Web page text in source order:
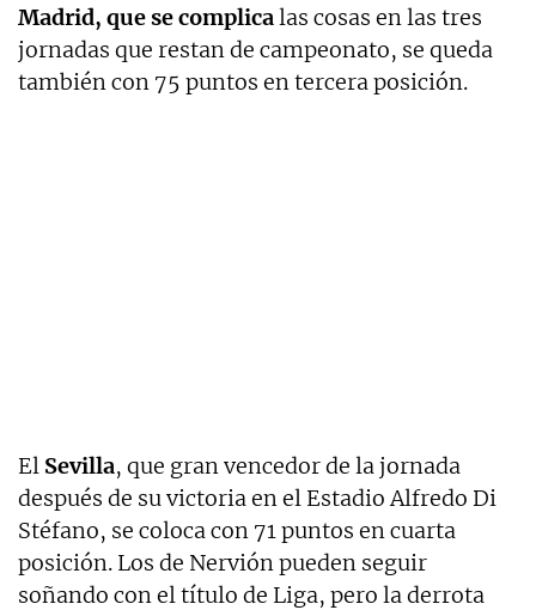
Madrid, que se complicalas cosas en las tres
jornadas que restan de campeonato, se queda
también con 75 puntos en tercera posición.
El Sevilla, que gran vencedor de la jornada
después de su victoria en el Estadio Alfredo Di
Stéfano, se coloca con 71 puntos en cuarta
posición. Los de Nervión pueden seguir
soñando con el título de Liga, pero la derrota